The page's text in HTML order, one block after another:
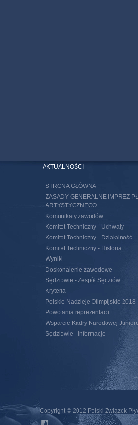
AKTUALNOŚCI
STRONA GŁÓWNA
ZASADY GENERALNE IMPREZ
ARTYSTYCZNEGO
Komunikaty zawodów
Komitet Techniczny - Uchwały
Komitet Techniczny - Działalność
Komitet Techniczny - Historia
Wyniki
Doskonalenie zawodowe
Sędziowie - Zespół Sędziów
Kryteria
Polskie Nadzieje Olimpijskie 2018
Powołania reprezentacji
Wsparcie Kadry Narodowej
Sędziowie - informacje
Copyright © 2012 Polski Związek